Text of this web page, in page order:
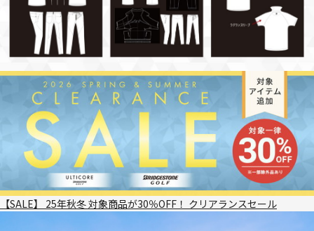
【SALE】 25年秋冬 対象商品が30％OFF！ クリアランスセール